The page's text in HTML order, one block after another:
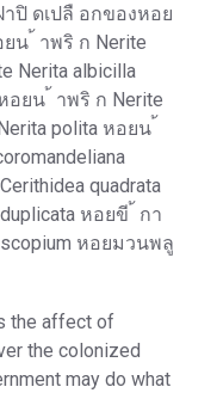
าปิ ดเปลื อกของหอย
ยน ้ าพริ ก Nerite
Nerita albicilla
อยน ้ าพริ ก Nerite
polita หอยน
quadrata
หอยขี ้ กา
หอยมวนพลู
the affect of
the colonized
may do what